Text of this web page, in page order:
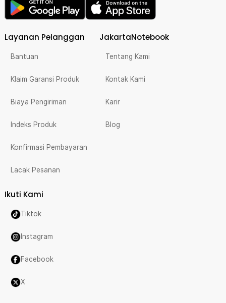
Layanan Pelanggan
Bantuan
Klaim Garansi Produk
Biaya Pengiriman
Indeks Produk
Konfirmasi Pembayaran
Lacak Pesanan
JakartaNotebook
Tentang Kami
Kontak Kami
Karir
Blog
Ikuti Kami
Tiktok
Instagram
Facebook
X